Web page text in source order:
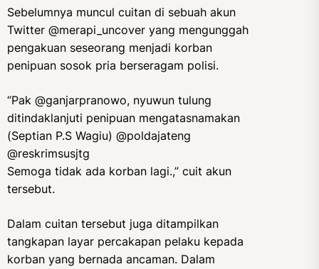
Sebelumnya muncul cuitan di sebuah akun
Twitter @merapi_uncover yang mengunggah
pengakuan seseorang menjadi korban
penipuan sosok pria berseragam polisi.
“Pak @ganjarpranowo, nyuwun tulung
ditindaklanjuti penipuan mengatasnamakan
(Septian P.S Wagiu) @poldajateng
@reskrimsusjtg
Semoga tidak ada korban lagi.,” cuit akun
tersebut.
Dalam cuitan tersebut juga ditampilkan
tangkapan layar percakapan pelaku kepada
korban yang bernada ancaman. Dalam